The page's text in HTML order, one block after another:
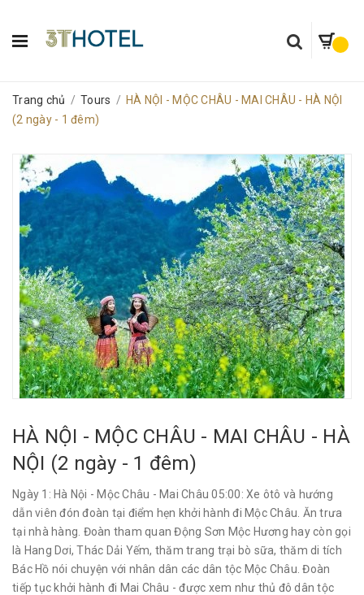
Trang chủ / Tours / HÀ NỘI - MỘC CHÂU - MAI CHÂU - HÀ NỘI
(2 ngày - 1 đêm)
HÀ NỘI - MỘC CHÂU - MAI CHÂU - HÀ
NỘI (2 ngày - 1 đêm)
Ngày 1: Hà Nội - Mộc Châu - Mai Châu 05:00: Xe ôtô và hướng
dẫn viên đón đoàn tại điểm hẹn khởi hành đi Mộc Châu. Ăn trưa
tại nhà hàng. Đoàn tham quan Động Sơn Mộc Hương hay còn gọi
là Hang Dơi, Thác Dải Yếm, thăm trang trại bò sữa, thăm di tích
Bác Hồ nói chuyện với nhân dân các dân tộc Mộc Châu. Đoàn
tiếp tục khởi hành đi Mai Châu - được xem như thủ đô dân tộc